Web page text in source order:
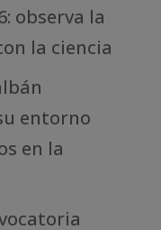
observa la
la ciencia
entorno
en la